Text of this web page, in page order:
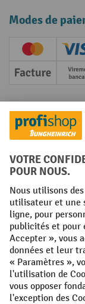
Modes de
Creditcard
Facture
Réseaux
Facebook
YouTube
LinkedIn
Conditions
Protection des
All prices excl. VAT
if not stated
¹ La remise est
s'applique pas aux